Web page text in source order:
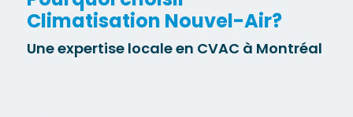
Climatisation Nouvel-Air?
Une expertise locale en CVAC à Montréal